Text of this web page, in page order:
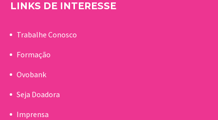
LINKS DE INTERESSE
Trabalhe Conosco
Formação
Ovobank
Seja Doadora
Imprensa